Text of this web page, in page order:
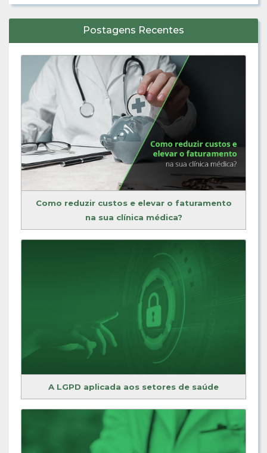
Postagens Recentes
Como reduzir custos e elevar o faturamento
na sua clínica médica?
A LGPD aplicada aos setores de saúde